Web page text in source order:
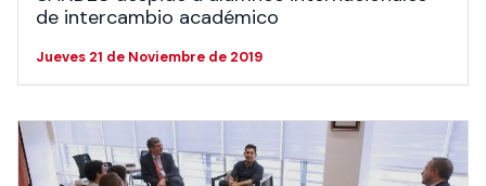
de intercambio académico
Jueves 21 de Noviembre de 2019